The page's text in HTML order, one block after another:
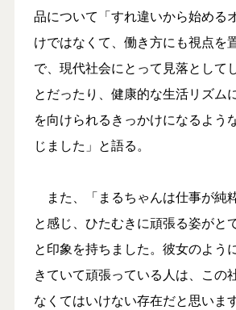
品について「すれ違いから始める
けではなくて、働き方にも視点を
で、現代社会にとって見落として
とだったり、健康的な生活リズム
を向けられるきっかけになるよう
じました」と語る。
また、「まるちゃんは仕事が純
と感じ、ひたむきに頑張る姿がと
と印象を持ちました。彼女のよう
きていて頑張っている人は、この
なくてはいけない存在だと思いま